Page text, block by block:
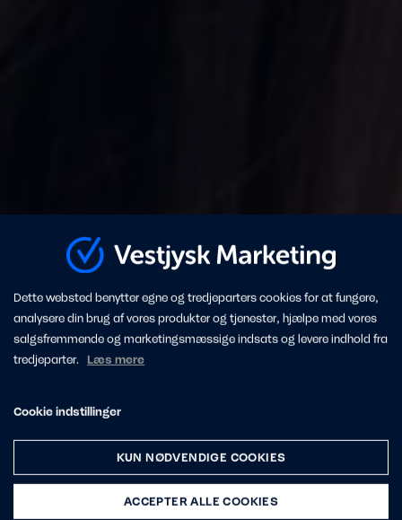
Dette websted benytter egne og tredjeparters cookies for at fungere,
analysere din brug af vores produkter og tjenester, hjælpe med vores
salgsfremmende og marketingsmæssige indsats og levere indhold fra
tredjeparter. Læs mere
Cookie indstillinger
KUN NØDVENDIGE COOKIES
ACCEPTER ALLE COOKIES